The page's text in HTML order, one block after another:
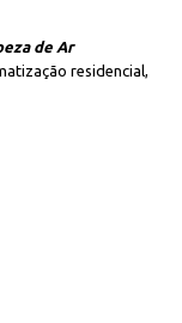
de Ar
residencial,